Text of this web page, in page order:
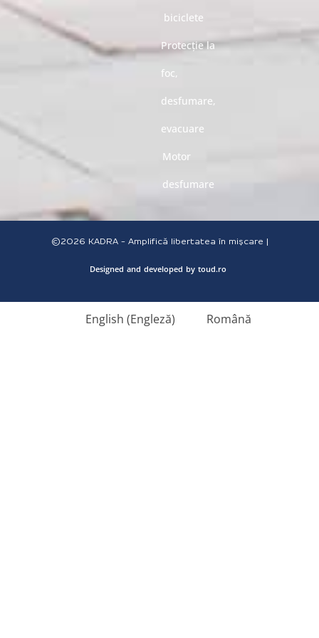
biciclete
Protecție la
foc,
desfumare,
evacuare
Motor
desfumare
©2026 KADRA - Amplifică libertatea în mișcare |
Designed and developed by toud.ro
English (Engleză) Română